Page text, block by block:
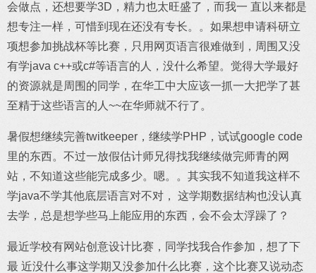
会做点，还想要学3D，精力也太旺盛了，而我一 直以来都是
想专注一样，可惜到现在还没有专长。。如果想申请科研立
项想参加挑战杯等比赛，只用网页语言很难做到，周围又没
有学java c++或c#等语言的人，没什么希望。觉得大学最好
的资源就是周围的同学，在华工中大应该一抓一大把学了甚
至精于这些语言的人~~在华师就不行了。
暑假想继续完善twitkeeper，继续学PHP，试试google code
里的东西。不过一放假估计师兄得找我继续做完师青的网
站，不知道这些能完成多少。嗯。。其实我不知道我这样不
学java不学其他底层语言对不对， 这学期数据结构也没认真
去学，总是想学些马上能应用的东西，会不会太浮躁了？
最近学校有网站创意设计比赛，同学找我合作参加，想了下
最 近没什么事这学期又没参加什么比赛，这个比赛又说动态